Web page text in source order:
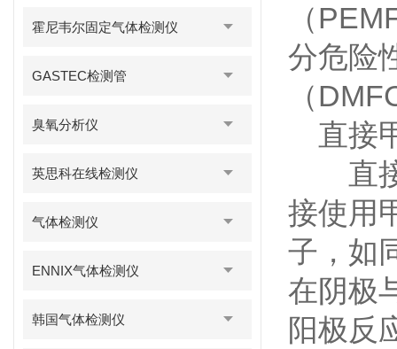
霍尼韦尔固定气体检测仪
GASTEC检测管
臭氧分析仪
英思科在线检测仪
气体检测仪
ENNIX气体检测仪
韩国气体检测仪
（
分危险
（
直接
直接
接使用
子，如
在阴极
阳极反